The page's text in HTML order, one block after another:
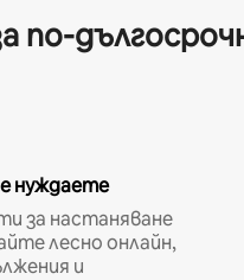
по-
нуждаете
за настаняване
лесно онлайн,
и